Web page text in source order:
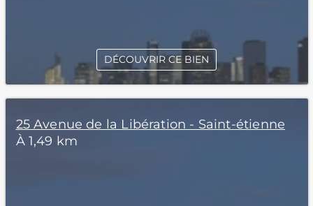
DÉCOUVRIR CE BIEN
25 Avenue de la Libération - Saint-étienne
À 1,49 km